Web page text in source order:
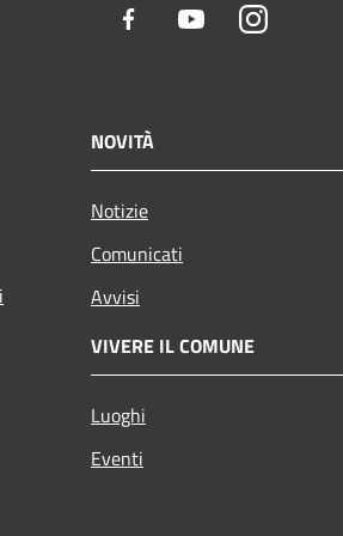
Facebook YoutubeInstagram
NOVITÀ
Notizie
Comunicati
Avvisi
VIVERE IL COMUNE
Luoghi
Eventi